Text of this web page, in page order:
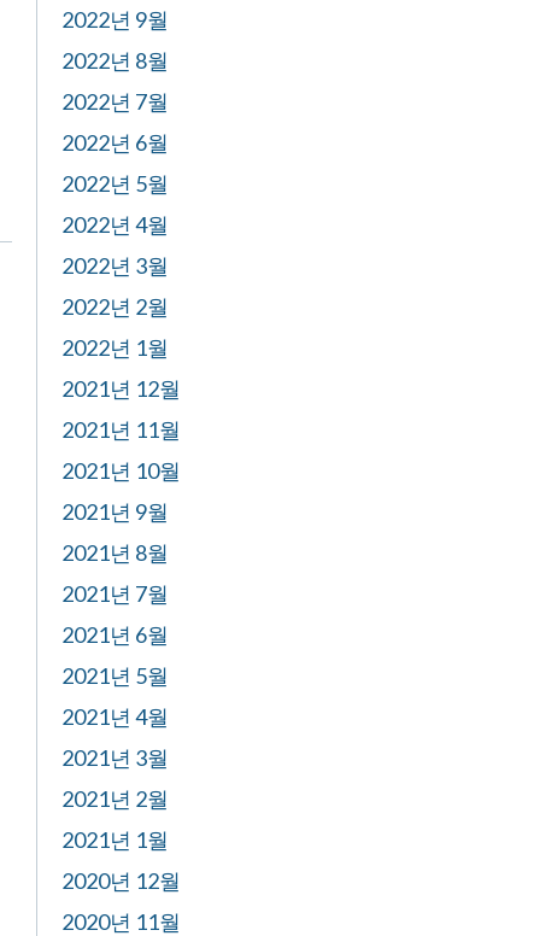
2022년 9월
2022년 8월
2022년 7월
2022년 6월
2022년 5월
2022년 4월
2022년 3월
2022년 2월
2022년 1월
2021년 12월
2021년 11월
2021년 10월
2021년 9월
2021년 8월
2021년 7월
2021년 6월
2021년 5월
2021년 4월
2021년 3월
2021년 2월
2021년 1월
2020년 12월
2020년 11월